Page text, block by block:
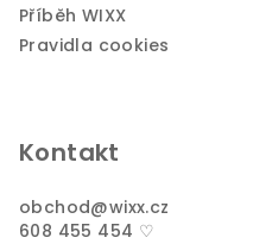
Příběh WIXX
Pravidla cookies
Kontakt
obchod@wixx.cz
608 455 454 ♡